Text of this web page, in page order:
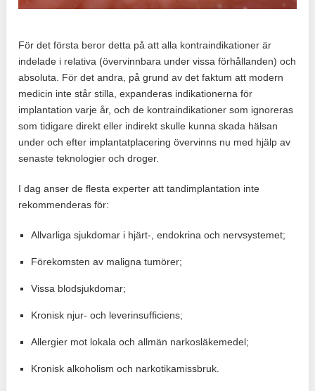
För det första beror detta på att alla kontraindikationer är
indelade i relativa (övervinnbara under vissa förhållanden) och
absoluta. För det andra, på grund av det faktum att modern
medicin inte står stilla, expanderas indikationerna för
implantation varje år, och de kontraindikationer som ignoreras
som tidigare direkt eller indirekt skulle kunna skada hälsan
under och efter implantatplacering övervinns nu med hjälp av
senaste teknologier och droger.
I dag anser de flesta experter att tandimplantation inte
rekommenderas för:
Allvarliga sjukdomar i hjärt-, endokrina och nervsystemet;
Förekomsten av maligna tumörer;
Vissa blodsjukdomar;
Kronisk njur- och leverinsufficiens;
Allergier mot lokala och allmän narkosläkemedel;
Kronisk alkoholism och narkotikamissbruk.